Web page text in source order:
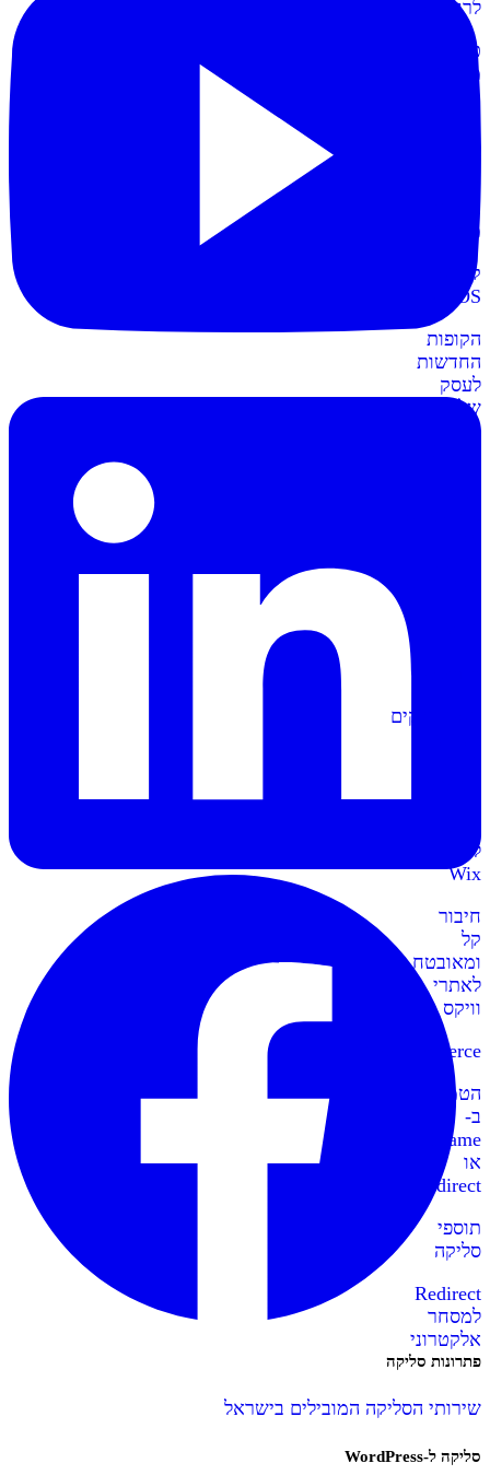
לרווחית
כרטיסי
מועדון
תשלום
קל
עם
כרטיסי
מועדון
קופות
POS
הקופות
החדשות
לעסק
שלכם
מתממשקים
ל-
Wix
חיבור
קל
ומאובטח
לאתרי
וויקס
WooCommerce
הטמעה
ב-
IFrame
או
Redirect
תוספי
סליקה
Redirect
למסחר
אלקטרוני
פתרונות סליקה
שירותי הסליקה המובילים בישראל
סליקה ל-WordPress